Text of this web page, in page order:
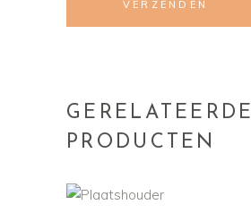
GERELATEERDE
PRODUCTEN